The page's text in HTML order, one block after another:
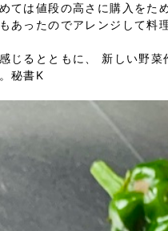
ては値段の高さに購入をた
あったのでアレンジして料
じるとともに、 新しい野菜
秘書K